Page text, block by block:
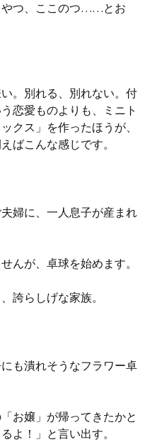
やつ、ここのつ……とお
。別れる、別れない。付
恋愛ものよりも、ミニト
クス」を作ったほうが、
ばこんな感じです。
婦に、一人息子が産まれ
んが、卓球を始めます。
誇らしげな家族。
も潰れそうなフラワー卓
お嬢」が帰ってきたかと
よ！」と言い出す。